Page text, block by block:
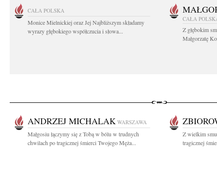
CAŁA POLSKA
Monice Mielnickiej oraz Jej Najbliższym składamy
wyrazy głębokiego współczucia i słowa...
CAŁA
Z głębokim
Małgorzatę
ANDRZEJ MICHALAK WARSZAWA
Małgosiu łączymy się z Tobą w bólu w trudnych
chwilach po tragicznej śmierci Twojego Męża...
Z wielkim
tragicznej